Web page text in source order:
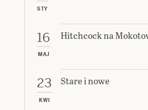
STY
16
MAJ
Hitchcock na
23
KWI
Stare i nowe